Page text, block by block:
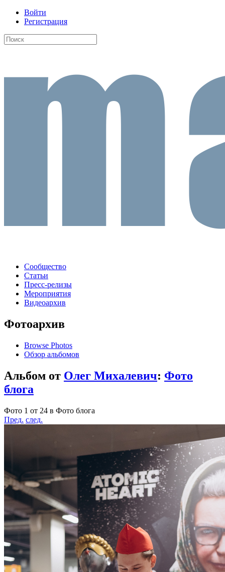
Войти
Регистрация
Сообщество
Статьи
Пресс-релизы
Мероприятия
Видеоархив
Фотоархив
Browse Photos
Обзор альбомов
Альбом от Олег Михалевич: Фото
блога
Фото 1 от 24 в Фото блога
Пред. след.